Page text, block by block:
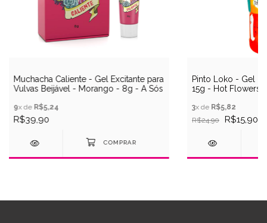
Muchacha Caliente - Gel Excitante para
Vulvas Beijável - Morango - 8g - A Sós
9x de R$5,24
R$39,90
Pinto Loko - Gel
15g - Hot Flowers
3x de R$5,82
R$24,90
R$15,90